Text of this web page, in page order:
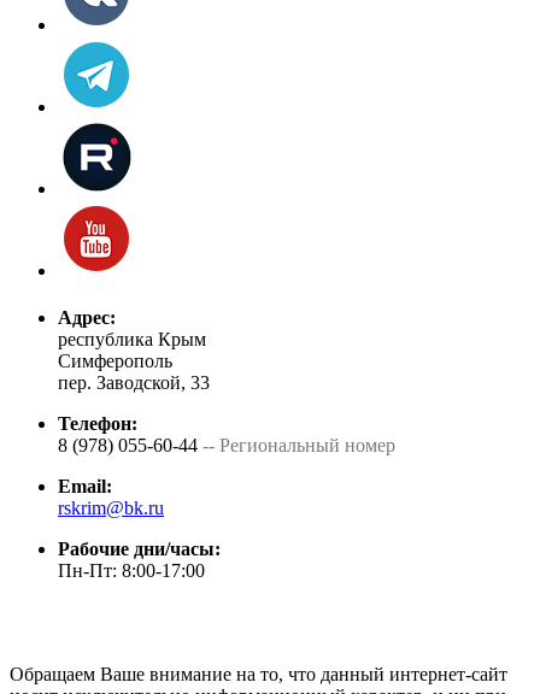
Адрес:
республика Крым
Симферополь
пер. Заводской, 33
Телефон:
8 (978) 055-60-44 -- Региональный номер
Email:
rskrim@bk.ru
Рабочие дни/часы:
Пн-Пт: 8:00-17:00
Обращаем Ваше внимание на то, что данный интернет-сайт